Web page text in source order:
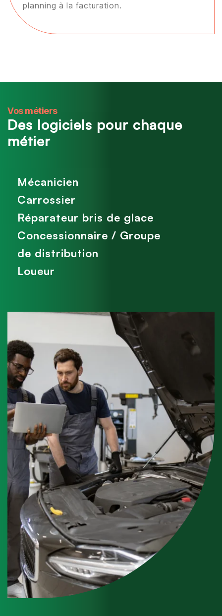
planning à la facturation.
Vos métiers
Des logiciels pour chaque
métier
Mécanicien
Carrossier
Réparateur bris de glace
Concessionnaire / Groupe
de distribution
Loueur